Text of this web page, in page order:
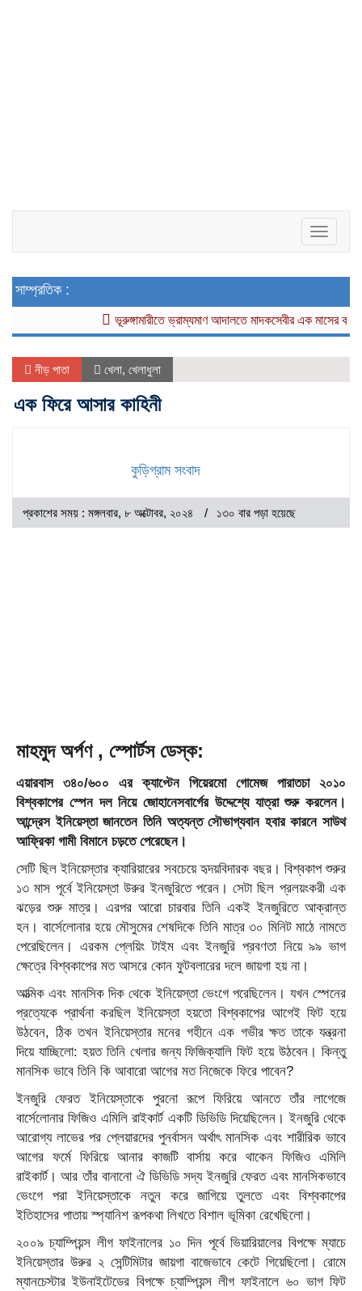
Toggle
সাম্প্রতিক :
ভূরুঙ্গামারীতে ভ্রাম্যমাণ আদালতে মাদকসেবীর এক মাসের কারাদণ্ড
নীড় পাতা খেলা, খেলাধুলা
এক ফিরে আসার কাহিনী
কুড়িগ্রাম সংবাদ
প্রকাশের সময় : মঙ্গলবার, ৮ অক্টোবর, ২০২৪ ১৩০ বার পড়া হয়েছে
মাহমুদ অর্পণ , স্পোর্টস ডেস্ক:
এয়ারবাস ৩৪০/৬০০ এর ক্যাপ্টেন গিয়েরমো গোমেজ পারাতচা ২০১০
বিশ্বকাপের স্পেন দল নিয়ে জোহানেসবার্গের উদ্দেশ্যে যাত্রা শুরু করলেন।
আন্দ্রেস ইনিয়েস্তা জানতেন তিনি অত্যন্ত সৌভাগ্যবান হবার কারনে সাউথ
আফ্রিকা গামী বিমানে চড়তে পেরেছেন।
সেটি ছিল ইনিয়েস্তার ক্যারিয়ারের সবচেয়ে হৃদয়বিদারক বছর। বিশ্বকাপ শুরুর
১৩ মাস পূর্বে ইনিয়েস্তা উরুর ইনজুরিতে পরেন। সেটা ছিল প্রলয়ংকরী এক
ঝড়ের শুরু মাত্র। এরপর আরো চারবার তিনি একই ইনজুরিতে আক্রান্ত
হন। বার্সেলোনার হয়ে মৌসুমের শেষদিকে তিনি মাত্র ৩০ মিনিট মাঠে নামতে
পেরেছিলেন। এরকম প্লেয়িং টাইম এবং ইনজুরি প্রবণতা নিয়ে ৯৯ ভাগ
ক্ষেত্রে বিশ্বকাপের মত আসরে কোন ফুটবলারের দলে জায়গা হয় না।
আত্মিক এবং মানসিক দিক থেকে ইনিয়েস্তা ভেংগে পরেছিলেন। যখন স্পেনের
প্রত্যেকে প্রার্থনা করছিল ইনিয়েস্তা হয়তো বিশ্বকাপের আগেই ফিট হয়ে
উঠবেন, ঠিক তখন ইনিয়েস্তার মনের গহীনে এক গভীর ক্ষত তাকে যন্ত্রনা
দিয়ে যাচ্ছিলো: হয়ত তিনি খেলার জন্য ফিজিক্যালি ফিট হয়ে উঠবেন। কিন্তু
মানসিক ভাবে তিনি কি আবারো আগের মত নিজেকে ফিরে পাবেন?
ইনজুরি ফেরত ইনিয়েস্তাকে পুরনো রূপে ফিরিয়ে আনতে তাঁর লাগেজে
বার্সেলোনার ফিজিও এমিলি রাইকার্ট একটি ডিভিডি দিয়েছিলেন। ইনজুরি থেকে
আরোগ্য লাভের পর প্লেয়ারদের পুনর্বাসন অর্থাৎ মানসিক এবং শারীরিক ভাবে
আগের ফর্মে ফিরিয়ে আনার কাজটি বার্সায় করে থাকেন ফিজিও এমিলি
রাইকার্ট। আর তাঁর বানানো ঐ ডিভিডি সদ্য ইনজুরি ফেরত এবং মানসিকভাবে
ভেংগে পরা ইনিয়েস্তাকে নতুন করে জাগিয়ে তুলতে এবং বিশ্বকাপের
ইতিহাসের পাতায় স্প্যানিশ রূপকথা লিখতে বিশাল ভূমিকা রেখেছিলো।
২০০৯ চ্যাম্পিয়ন্স লীগ ফাইনালের ১০ দিন পূর্বে ভিয়ারিয়ালের বিপক্ষে ম্যাচে
ইনিয়েস্তার উরুর ২ সেন্টিমিটার জায়গা বাজেভাবে কেটে গিয়েছিলো। রোমে
ম্যানচেস্টার ইউনাইটেডের বিপক্ষে চ্যাম্পিয়ন্স লীগ ফাইনালে ৬০ ভাগ ফিট